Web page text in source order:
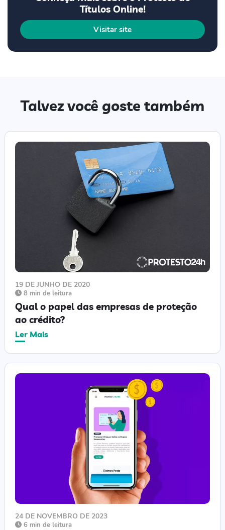
Títulos Online!
Visitar site
Talvez você goste também
19 DE JUNHO DE 2020
8 min de leitura
Qual o papel das empresas de proteção
ao crédito?
Ler Mais
24 DE NOVEMBRO DE 2023
6 min de leitura